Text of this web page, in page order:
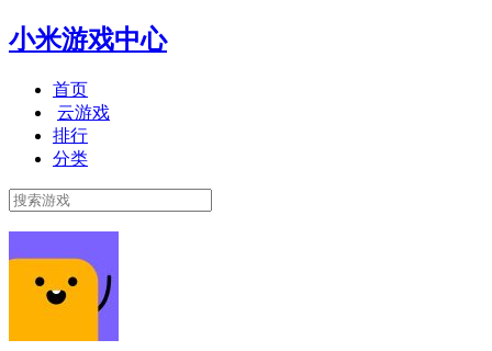
小米游戏中心
首页
云游戏
排行
分类